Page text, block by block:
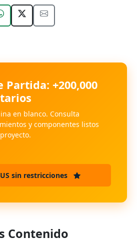
Partida: +200,000
en blanco. Consulta
y componentes listos
sin restricciones
Contenido